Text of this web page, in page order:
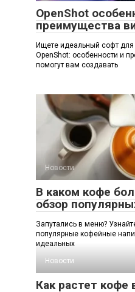
OpenShot
преимущества
Ищете идеальный софт
OpenShot: особенности и
помогут вам создавать
Новости
В каком кофе
обзор
Запутались в меню?
популярные кофейные
идеальных
Новости
Как растет кофе